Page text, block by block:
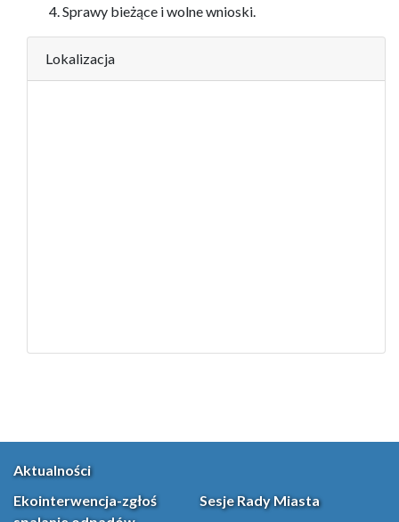
Sprawy bieżące i wolne wnioski.
Lokalizacja
Aktualności
Ekointerwencja-zgłoś
Sesje Rady Miasta